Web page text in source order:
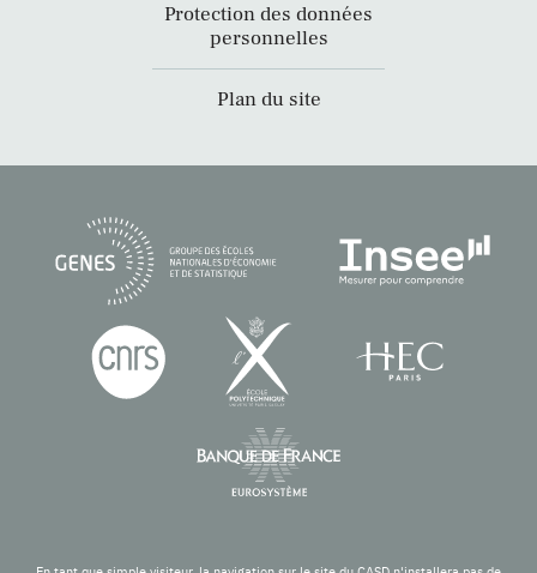
Protection des données
personnelles
Plan du site